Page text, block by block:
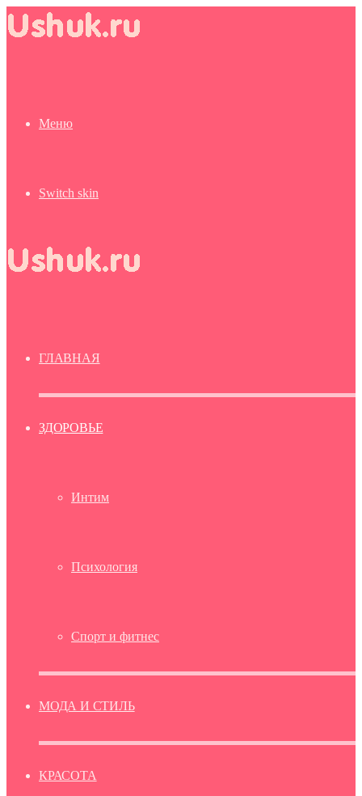
Меню
Switch skin
ГЛАВНАЯ
ЗДОРОВЬЕ
Интим
Психология
Спорт и фитнес
МОДА И СТИЛЬ
КРАСОТА